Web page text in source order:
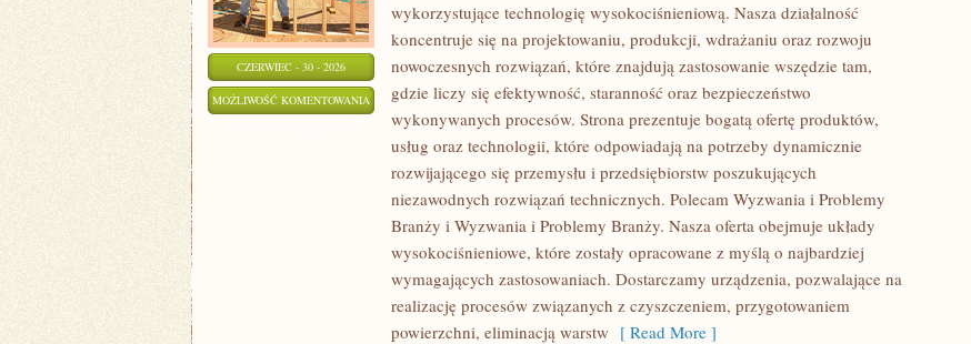
CZERWIEC - 30 - 2026
MOŻLIWOŚĆ KOMENTOWANIA TECHNOLOGIE
INNOWACJE
wykorzystujące technologię wysokociśnieniową. Nasza działalność
koncentruje się na projektowaniu, produkcji, wdrażaniu oraz rozwoju
nowoczesnych rozwiązań, które znajdują zastosowanie wszędzie tam,
gdzie liczy się efektywność, staranność oraz bezpieczeństwo
wykonywanych procesów. Strona prezentuje bogatą ofertę produktów,
usług oraz technologii, które odpowiadają na potrzeby dynamicznie
rozwijającego się przemysłu i przedsiębiorstw poszukujących
niezawodnych rozwiązań technicznych. Polecam Wyzwania i Problemy
Branży i Wyzwania i Problemy Branży. Nasza oferta obejmuje układy
wysokociśnieniowe, które zostały opracowane z myślą o najbardziej
wymagających zastosowaniach. Dostarczamy urządzenia, pozwalające na
realizację procesów związanych z czyszczeniem, przygotowaniem
powierzchni, eliminacją warstw [ Read More ]